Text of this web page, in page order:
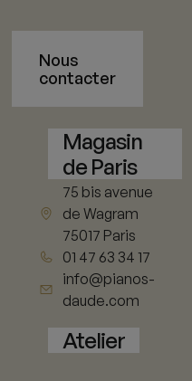
Nous
contacter
Magasin
de Paris
75 bis avenue
de Wagram
75017 Paris
01 47 63 34 17
info@pianos-
daude.com
Atelier